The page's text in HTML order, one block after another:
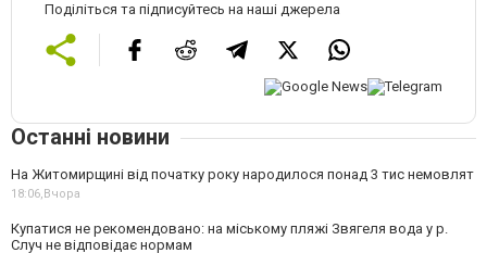
Поділіться та підписуйтесь на наші джерела
Останні новини
На Житомирщині від початку року народилося понад 3 тис немовлят
18:06, Вчора
Купатися не рекомендовано: на міському пляжі Звягеля вода у р.
Случ не відповідає нормам